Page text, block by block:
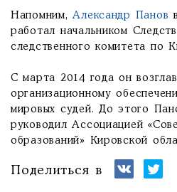
Напомним,Александр Панов
работал начальником
следственного комитета по
С марта 2014 года он
организационному
мировых судей. До этого
руководил Ассоциацией
образований» Кировской
Поделиться в